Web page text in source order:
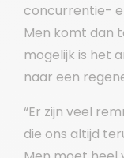
concurrentie-
Men komt dan
mogelijk is het
naar een
“Er zijn veel
die ons altijd